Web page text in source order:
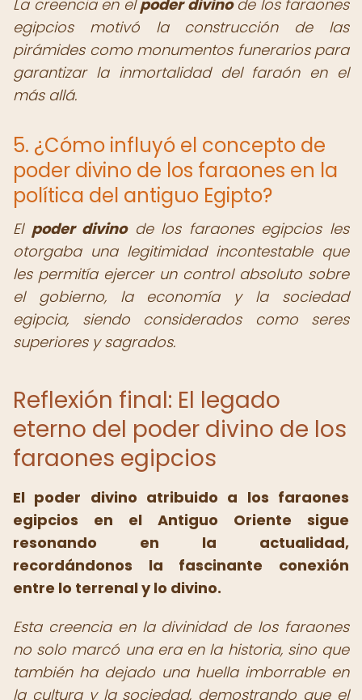
La creencia en elpoder divinode los faraones
egipcios motivó la construcción de las
pirámides como monumentos funerarios para
garantizar la inmortalidad del faraón en el
más allá.
5. ¿Cómo influyó el concepto de
poder divino de los faraones en la
política del antiguo Egipto?
El poder divinode los faraones egipcios les
otorgaba una legitimidad incontestable que
les permitía ejercer un control absoluto sobre
el gobierno, la economía y la sociedad
egipcia, siendo considerados como seres
superiores y sagrados.
Reflexión final: El legado
eterno del poder divino de los
faraones egipcios
El poder divino atribuido a los faraones
egipcios en el Antiguo Oriente sigue
resonando en la actualidad,
recordándonos la fascinante conexión
entre lo terrenal y lo divino.
Esta creencia en la divinidad de los faraones
no solo marcó una era en la historia, sino que
también ha dejado una huella imborrable en
la cultura y la sociedad, demostrando que el